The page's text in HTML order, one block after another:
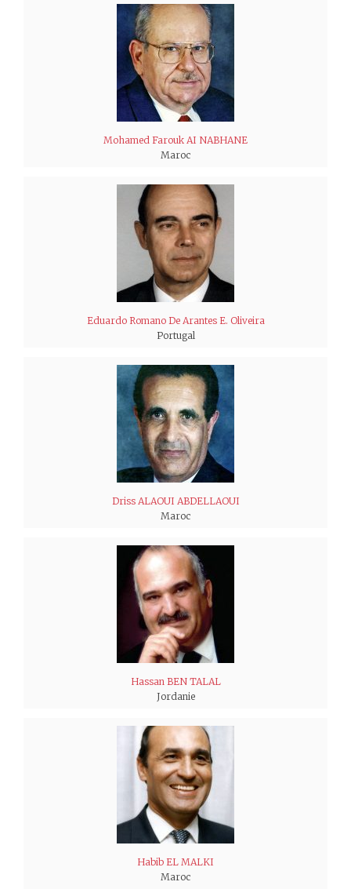
Mohamed Farouk AI NABHANE
Maroc
Eduardo Romano De Arantes E. Oliveira
Portugal
Driss ALAOUI ABDELLAOUI
Maroc
Hassan BEN TALAL
Jordanie
Habib EL MALKI
Maroc